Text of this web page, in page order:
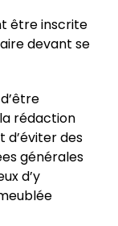
être inscrite
devant se
rédaction
d’éviter des
générales
d’y